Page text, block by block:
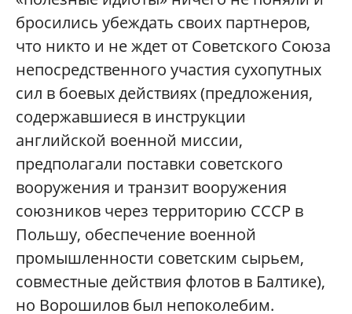
бросились убеждать своих партнеров,
что никто и не ждет от Советского Союза
непосредственного участия сухопутных
сил в боевых действиях (предложения,
содержавшиеся в инструкции
английской военной миссии,
предполагали поставки советского
вооружения и транзит вооружения
союзников через территорию СССР в
Польшу, обеспечение военной
промышленности советским сырьем,
совместные действия флотов в Балтике),
но Ворошилов был непоколебим.